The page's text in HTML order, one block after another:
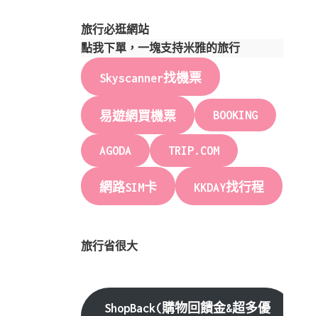
旅行必逛網站
點我下單，一塊支持米雅的旅行
Skyscanner找機票
易遊網買機票 BOOKING
AGODA TRIP.COM
網路SIM卡 KKDAY找行程
旅行省很大
ShopBack(購物回饋金&超多優